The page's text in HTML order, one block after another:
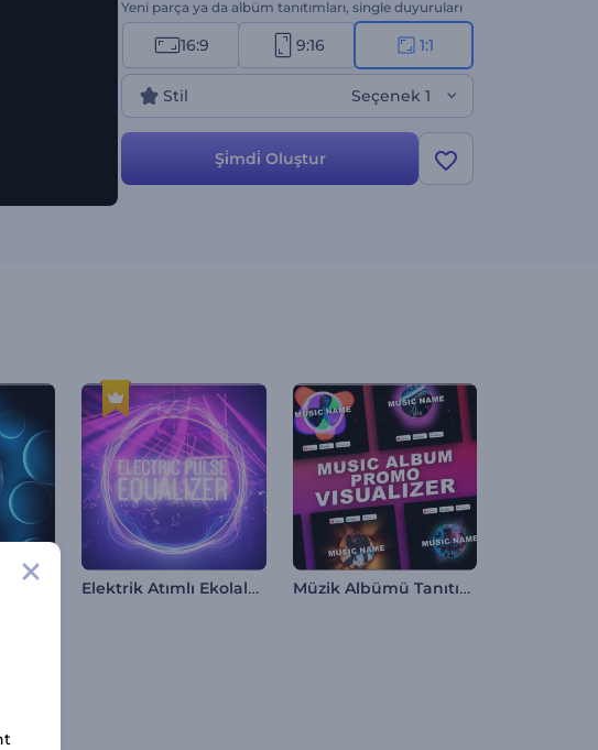
Yeni parça ya da albüm tanıtımları, single duyuruları
gibi birçok proje için kullanabilirsiniz. Müzikal
yaratıcılığınızı hayranlarınızla paylaşmanın vakti
geldi. Hiç beklemeyin, bu şablonu hemen deneyin!
16:9 9:16 1:1
Stil Seçenek 1
Şi̇mdi̇ Oluştur
Elektrik Atımlı Ekolalyzır Müzik Albümü Tanıtımı Görselleştirici